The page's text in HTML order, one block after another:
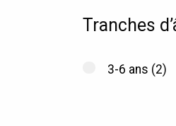
Tranches
3-6 ans (2)